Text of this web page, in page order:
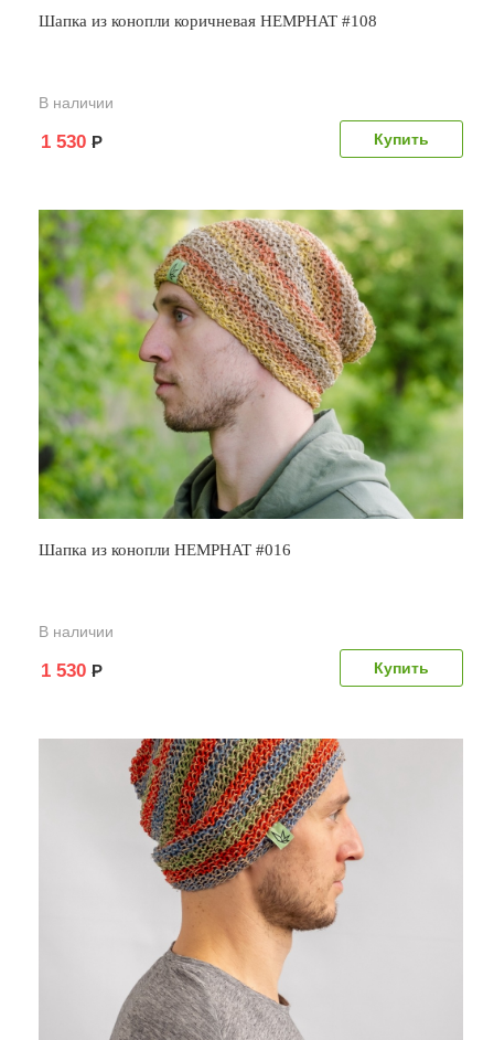
Шапка из конопли коричневая HEMPHAT #108
В наличии
1 530 Р
Шапка из конопли HEMPHAT #016
В наличии
1 530 Р